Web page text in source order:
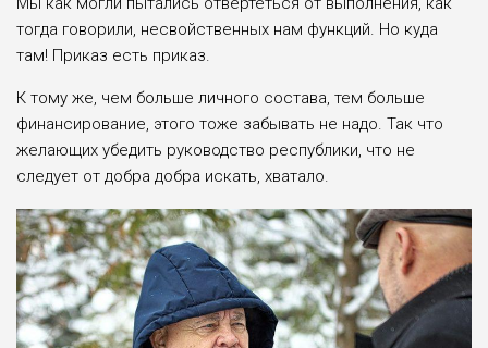
тогда говорили, несвойственных нам функций. Но куда
там! Приказ есть приказ.
К тому же, чем больше личного состава, тем больше
финансирование, этого тоже забывать не надо. Так что
желающих убедить руководство республики, что не
следует от добра добра искать, хватало.